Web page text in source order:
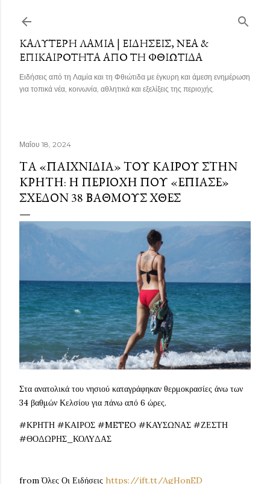
ΚΑΛΎΤΕΡΗ ΛΑΜΊΑ | ΕΙΔΉΣΕΙΣ, ΝΈΑ &
ΕΠΙΚΑΙΡΌΤΗΤΑ ΑΠΌ ΤΗ ΦΘΙΏΤΙΔΑ
Ειδήσεις από τη Λαμία και τη Φθιώτιδα με έγκυρη και άμεση ενημέρωση
για τοπικά νέα, κοινωνία, αθλητικά και εξελίξεις της περιοχής.
Μαΐου 18, 2024
ΤΑ «ΠΑΙΧΝΊΔΙΑ» ΤΟΥ ΚΑΙΡΟΎ ΣΤΗΝ
ΚΡΉΤΗ: Η ΠΕΡΙΟΧΉ ΠΟΥ «ΈΠΙΑΣΕ»
ΣΧΕΔΌΝ 38 ΒΑΘΜΟΎΣ ΧΘΕΣ
Στα ανατολικά του νησιού καταγράφηκαν θερμοκρασίες άνω των
34 βαθμών Κελσίου για πάνω από 6 ώρες.
#ΚΡΗΤΗ #ΚΑΙΡΟΣ #METEO #ΚΑΥΣΩΝΑΣ #ΖΕΣΤΗ
#ΘΟΔΩΡΗΣ_ΚΟΛΥΔΑΣ
from Όλες Οι Ειδήσεις https://ift.tt/AgHonED